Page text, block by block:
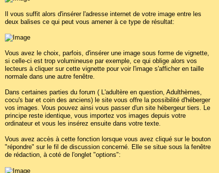
Il vous suffit alors d'insérer l'adresse internet de votre image entre les
deux balises ce qui peut vous amener à ce type de résultat:
Vous avez le choix, parfois, d'insérer une image sous forme de vignette,
si celle-ci est trop volumineuse par exemple, ce qui oblige alors vos
lecteurs à cliquer sur cette vignette pour voir l'image s'afficher en taille
normale dans une autre fenêtre.
Dans certaines parties du forum ( L'adultère en question, Adulthèmes,
cocu's bar et coin des anciens) le site vous offre la possibilité d'héberger
vos images. Vous pouvez ainsi vous passer d'un site hébergeur tiers. Le
principe reste identique, vous importez vos images depuis votre
ordinateur et vous les insérez ensuite dans votre texte.
Vous avez accès à cette fonction lorsque vous avez cliqué sur le bouton
"répondre" sur le fil de discussion concerné. Elle se situe sous la fenêtre
de rédaction, à coté de l'onglet "options":